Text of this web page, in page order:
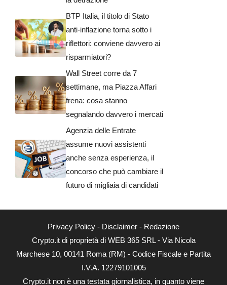
BTP Italia, il titolo di Stato
anti-inflazione torna sotto i
riflettori: conviene davvero ai
risparmiatori?
Wall Street corre da 7
settimane, ma Piazza Affari
frena: cosa stanno
segnalando davvero i mercati
Agenzia delle Entrate
assume nuovi assistenti
anche senza esperienza, il
concorso che può cambiare il
futuro di migliaia di candidati
Privacy Policy - Disclaimer - Redazione
Crypto.it di proprietà di WEB 365 SRL - Via Nicola
Marchese 10, 00141 Roma (RM) - Codice Fiscale e Partita
I.V.A. 12279101005
Crypto.it non è una testata giornalistica, in quanto viene